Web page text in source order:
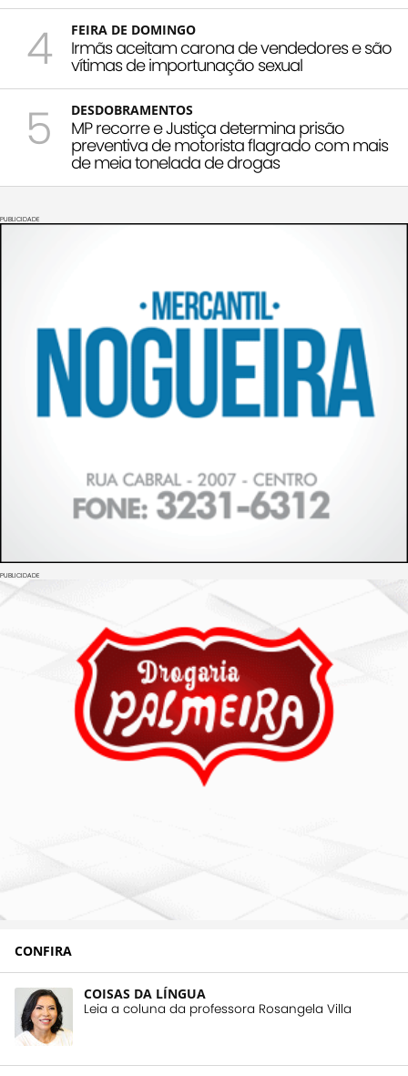
4 FEIRA DE DOMINGO
Irmãs aceitam carona de vendedores e são
vítimas de importunação sexual
5 DESDOBRAMENTOS
MP recorre e Justiça determina prisão
preventiva de motorista flagrado com mais
de meia tonelada de drogas
PUBLICIDADE
PUBLICIDADE
CONFIRA
COISAS DA LÍNGUA
Leia a coluna da professora Rosangela Villa